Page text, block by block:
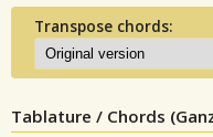
Transpose chords:
Tablature / Chords